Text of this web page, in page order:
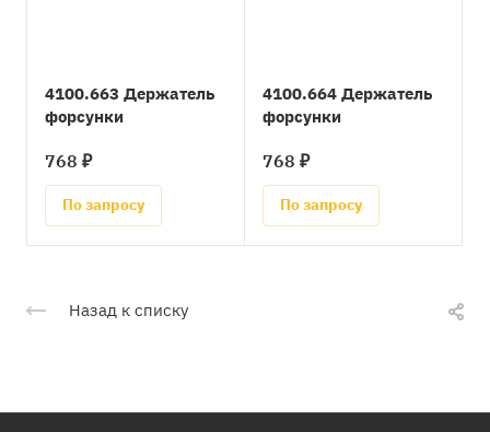
4100.663 Держатель
форсунки
768 ₽
По запросу
4100.664 Держатель
форсунки
768 ₽
По запросу
Назад к списку